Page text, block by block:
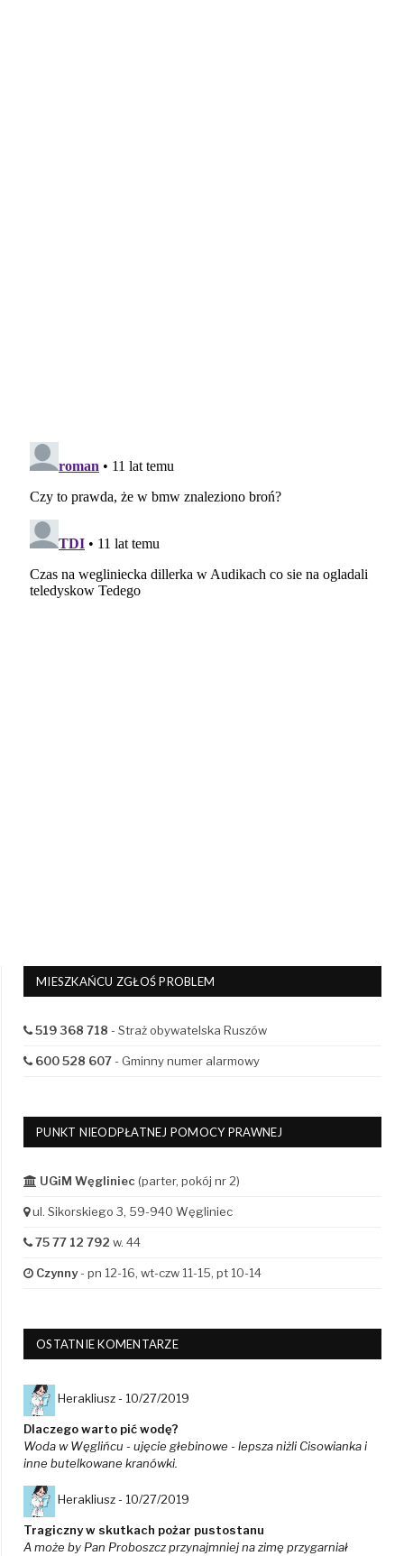
MIESZKAŃCU ZGŁOŚ PROBLEM
519 368 718 - Straż obywatelska Ruszów
600 528 607- Gminny numer alarmowy
PUNKT NIEODPŁATNEJ POMOCY PRAWNEJ
UGiM Węgliniec (parter, pokój nr 2)
ul. Sikorskiego 3, 59-940 Węgliniec
75 77 12 792 w. 44
Czynny- pn 12-16, wt-czw 11-15, pt 10-14
OSTATNIE KOMENTARZE
Herakliusz - 10/27/2019
Dlaczego warto pić wodę?
Woda w Węglińcu - ujęcie głebinowe - lepsza niżli Cisowianka i
inne butelkowane kranówki.
Herakliusz - 10/27/2019
Tragiczny w skutkach pożar pustostanu
A może by Pan Proboszcz przynajmniej na zimę przygarniał